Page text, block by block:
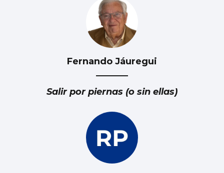
Fernando Jáuregui
Salir por piernas (o sin ellas)